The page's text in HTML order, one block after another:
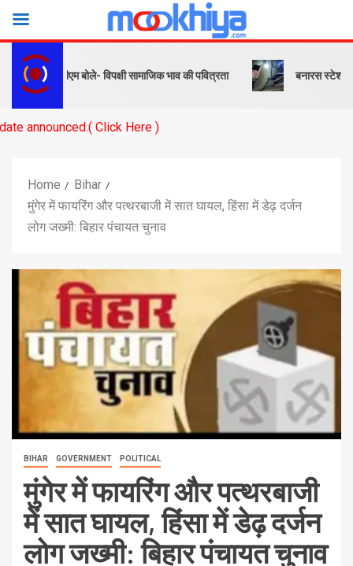
पीएम बोले- विपक्षी सामाजिक भाव की पवित्रता बनारस स्टेशन के
Click Here )
Home
Bihar
मुंगेर में फायरिंग और पत्थरबाजी में सात घायल, हिंसा में डेढ़ दर्जन
लोग जख्मी: बिहार पंचायत चुनाव
BIHAR GOVERNMENT POLITICAL
मुंगेर में फायरिंग और पत्थरबाजी
में सात घायल, हिंसा में डेढ़ दर्जन
लोग जख्मी: बिहार पंचायत चुनाव